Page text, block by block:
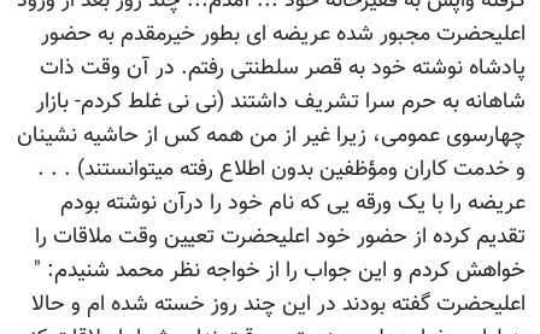
اعلیحضرت مجبور شده عریضه ای بطور خیرمقدم به حضور
پادشاه نوشته خود به قصر سلطنتی رفتم. در آن وقت ذات
شاهانه به حرم سرا تشریف داشتند (نی نی غلط کردم- بازار
چهارسوی عمومی، زیرا غیر از من همه کس از حاشیه نشینان
و خدمت کاران ومؤظفین بدون اطلاع رفته میتوانستند) . . .
عریضه را با یک ورقه یی که نام خود را درآن نوشته بودم
تقدیم کرده از حضور خود اعلیحضرت تعیین وقت ملاقات را
خواهش کردم و این جواب را از خواجه نظر محمد شنیدم: "
اعلیحضرت گفته بودند در این چند روز خسته شده ام و حالا